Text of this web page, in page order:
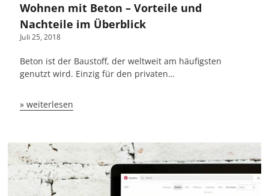
Wohnen mit Beton – Vorteile und
Nachteile im Überblick
Juli 25, 2018
Beton ist der Baustoff, der weltweit am häufigsten
genutzt wird. Einzig für den privaten…
» weiterlesen